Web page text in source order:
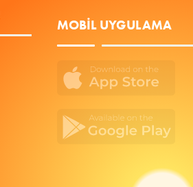
MOBIL UYGULAMA